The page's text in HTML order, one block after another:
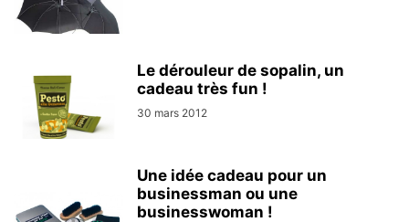
Le dérouleur de sopalin, un
cadeau très fun !
30 mars 2012
Une idée cadeau pour un
businessman ou une
businesswoman !